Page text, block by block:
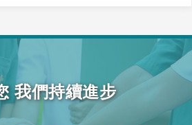
我們持續進步